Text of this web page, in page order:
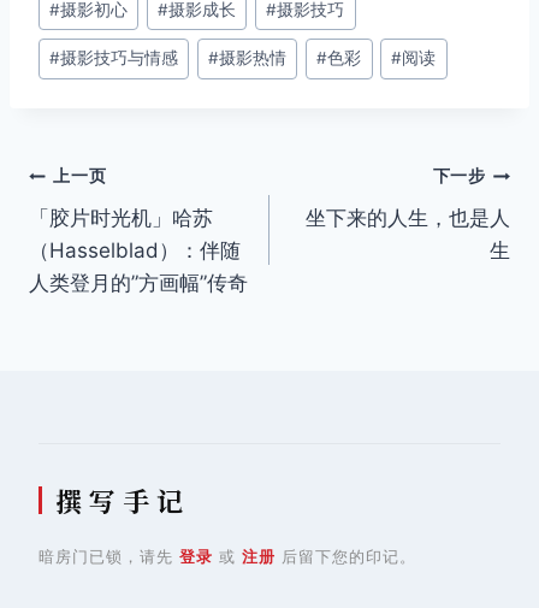
章
标
#摄影初心 #摄影成长 #摄影技巧
#摄影技巧与情感 #摄影热情 #色彩 #阅读
文
章
导
上一页
「胶片时光机」哈苏
（Hasselblad）：伴随
人类登月的”方画幅”传奇
下一步
坐下来的人生，也是人
生
撰 写 手 记
暗房门已锁，请先 登录 或 注册 后留下您的印记。